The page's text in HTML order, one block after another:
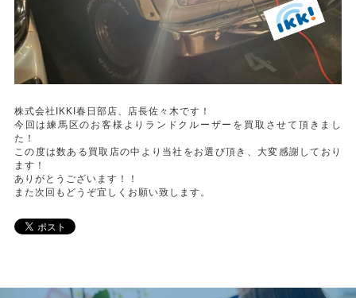
株式会社IKKI春日部店、店長佐々木です！
今回は練馬区のお客様よりランドクルーザーを買取させて頂きまし
た！
この度は数ある買取店の中より当社をお選び頂き、大変感謝しており
ます！
ありがとうございます！！
また次回もどうぞ宜しくお願い致します。